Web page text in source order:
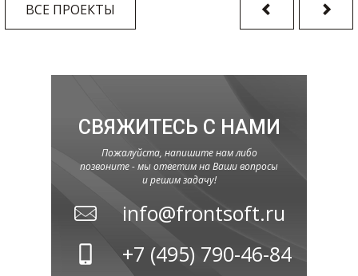
ВСЕ ПРОЕКТЫ
СВЯЖИТЕСЬ С НАМИ
Пожалуйста, напишите нам либо
позвоните - мы ответим на Ваши вопросы
и решим задачу!
info@frontsoft.ru
+7 (495) 790-46-84